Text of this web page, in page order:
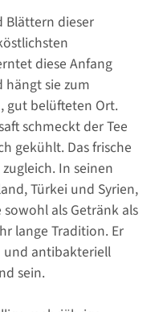
Blättern dieser
diese Anfang
sie zum
gut belüfteten Ort.
schmeckt der Tee
gekühlt. Das frische
In seinen
Türkei und Syrien,
als Getränk als
lange Tradition. Er
und antibakteriell
sein.